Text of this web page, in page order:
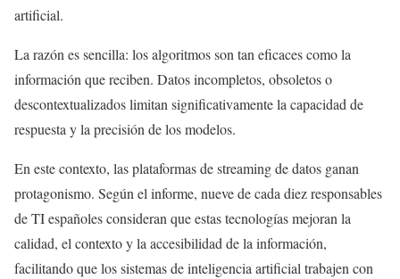
artificial.
La razón es sencilla: los algoritmos son tan eficaces como la
información que reciben. Datos incompletos, obsoletos o
descontextualizados limitan significativamente la capacidad de
respuesta y la precisión de los modelos.
En este contexto, las plataformas de streaming de datos ganan
protagonismo. Según el informe, nueve de cada diez responsables
de TI españoles consideran que estas tecnologías mejoran la
calidad, el contexto y la accesibilidad de la información,
facilitando que los sistemas de inteligencia artificial trabajen con